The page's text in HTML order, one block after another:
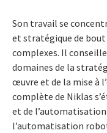
Son travail se
et stratégique de bout
complexes. Il
domaines de la
œuvre et de la mise à
complète de Niklas
et de l’automatisation
l’automatisation